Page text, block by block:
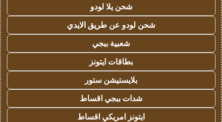
شحن يلا لودو
شحن لودو عن طريق الايدي
شعبية ببجي
بطاقات ايتونز
بلايستيشن ستور
شدات ببجي اقساط
ايتونز امريكي اقساط